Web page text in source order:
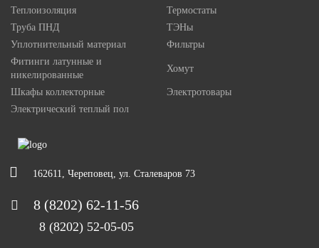
Теплоизоляция
Термостаты
Труба ПНД
ТЭНы
Уплотнительный материал
Фильтры
Фитинги латунные и
никелированные
Хомут
Шкафы коллекторные
Электротовары
Электрический теплый пол
162611, Череповец, ул. Сталеваров 73
8 (8202) 62-11-56
8 (8202) 52-05-05